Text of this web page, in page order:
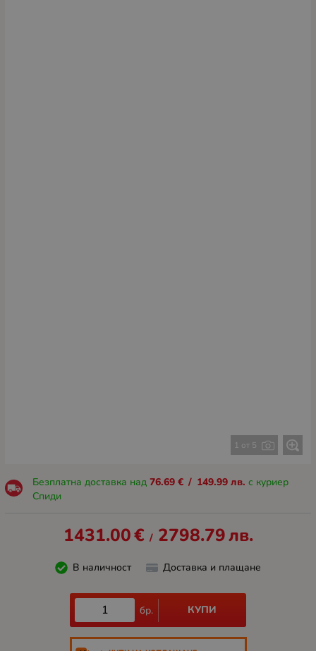
1 от 5
Безплатна доставка над 76.69 € / 149.99 лв. с куриер
Спиди
1431.00€ / 2798.79лв.
В наличност Доставка и плащане
бр. КУПИ